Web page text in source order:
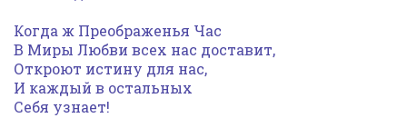
Когда ж Преображенья Час
В Миры Любви всех нас доставит,
Откроют истину для нас,
И каждый в остальных
Себя узнает!